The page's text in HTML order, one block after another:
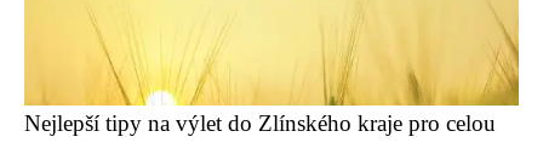
Nejlepší tipy na výlet do Zlínského kraje pro celou